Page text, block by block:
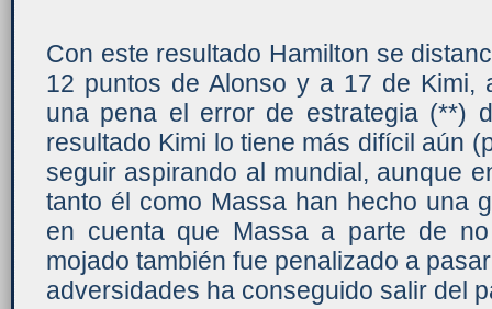
Con este resultado Hamilton se
12 puntos de Alonso y a 17 de Kimi,
una pena el error de estrategia (**)
resultado Kimi lo tiene más difícil aún
seguir aspirando al mundial, aunque
tanto él como Massa han hecho una
en cuenta que Massa a parte de
mojado también fue penalizado a
adversidades ha conseguido salir del